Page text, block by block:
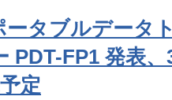
ータブルデータ
PDT-FP1 発表、
定